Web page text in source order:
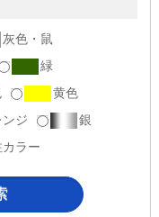
灰色・鼠
緑
黄色
ンジ
銀
ラー